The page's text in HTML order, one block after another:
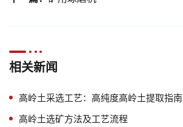
相关新闻
高岭土采选工艺：高纯度高岭土提取指南
高岭土选矿方法及工艺流程